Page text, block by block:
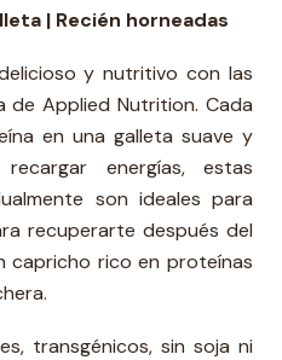
| Recién horneadas
y nutritivo con las
de Applied Nutrition. Cada
en una galleta suave y
energías, estas
son ideales para
recuperarte después del
capricho rico en proteínas
transgénicos, sin soja ni